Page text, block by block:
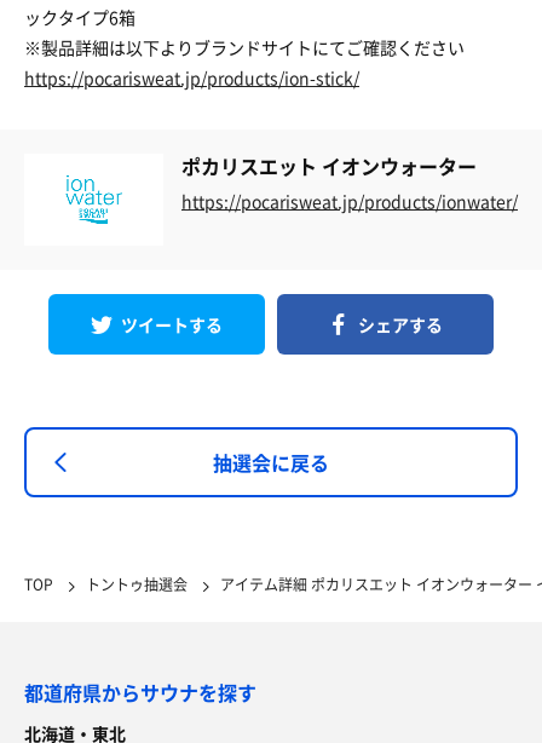
ックタイプ6箱
※製品詳細は以下よりブランドサイトにてご確認ください
https://pocarisweat.jp/products/ion-stick/
ポカリスエット イオンウォーター
https://pocarisweat.jp/products/ionwater/
ツイートする シェアする
抽選会に戻る
TOP トントゥ抽選会 アイテム詳細 ポカリスエット イオンウォータ
都道府県からサウナを探す
北海道・東北